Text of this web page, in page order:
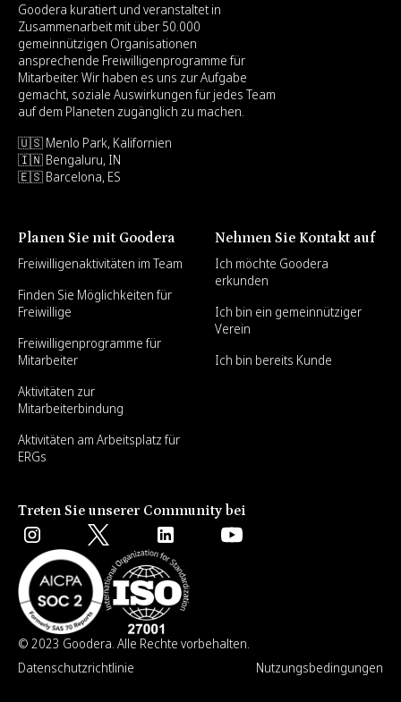
Goodera kuratiert und veranstaltet in
Zusammenarbeit mit über 50.000
gemeinnützigen Organisationen
ansprechende Freiwilligenprogramme für
Mitarbeiter. Wir haben es uns zur Aufgabe
gemacht, soziale Auswirkungen für jedes Team
auf dem Planeten zugänglich zu machen.
🇺🇸 Menlo Park, Kalifornien
🇮🇳 Bengaluru, IN
🇪🇸 Barcelona, ES
Planen Sie mit Goodera
Freiwilligenaktivitäten im Team
Finden Sie Möglichkeiten für
Freiwillige
Freiwilligenprogramme für
Mitarbeiter
Aktivitäten zur
Mitarbeiterbindung
Aktivitäten am Arbeitsplatz für
ERGs
Nehmen Sie Kontakt auf
Ich möchte Goodera
erkunden
Ich bin ein gemeinnütziger
Verein
Ich bin bereits Kunde
Treten Sie unserer Community bei
© 2023 Goodera. Alle Rechte vorbehalten.
Datenschutzrichtlinie
Nutzungsbedingungen